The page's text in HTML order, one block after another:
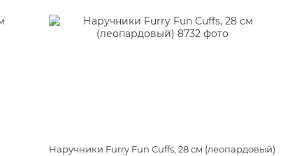
Наручники Furry Fun Cuffs, 28 см (леопардовый)